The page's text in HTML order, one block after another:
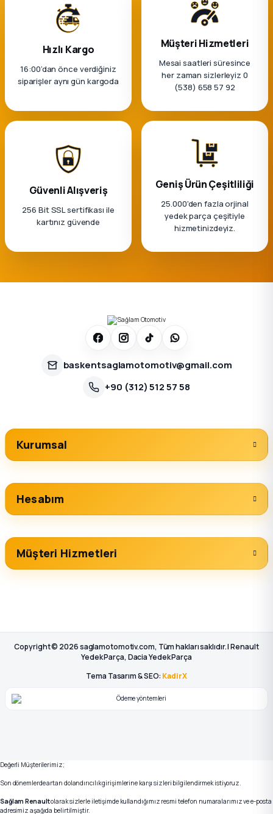
Hızlı Kargo
16:00’dan önce verdiğiniz
siparişler aynı gün kargoda
Müşteri Hizmetleri
Mesai saatleri süresince
her zaman sizlerleyiz 0
(538) 658 57 92
Güvenli Alışveriş
256 Bit SSL sertifikası ile
kartınız güvende
Geniş Ürün Çeşitliliği
25.000'den fazla orjinal
yedek parça çeşitiyle
hizmetinizdeyiz.
baskentsaglamotomotiv@gmail.com
+90 (312) 512 57 58
Kurumsal
Hesabım
Müşteri Hizmetleri
Copyright © 2026 saglamotomotiv.com, Tüm hakları saklıdır. | Renault
Yedek Parça, Dacia Yedek Parça
Tema Tasarım & SEO: KadirX
Değerli Müşterilerimiz;
Son dönemlerde artan dolandırıcılık girişimlerine karşı sizleri bilgilendirmek istiyoruz.
Sağlam Renaultolarak sizlerle iletişimde kullandığımız resmi telefon numaralarımız ve e-posta
adresimiz aşağıda belirtilmiştir.